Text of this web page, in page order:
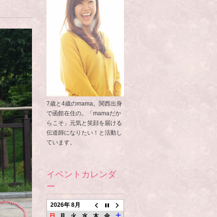
7歳と4歳のmama。関西出身
で函館在住の。「mamaだか
らこそ」元気と笑顔を届ける
伝道師になりたい！と活動し
ています。
イベントカレンダ
ー
2026年 8月